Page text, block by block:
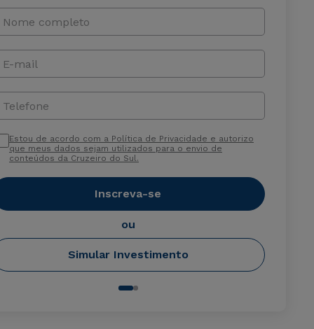
Nome completo
E-mail
Telefone
Estou de acordo com a Política de Privacidade e autorizo
que meus dados sejam utilizados para o envio de
conteúdos da Cruzeiro do Sul.
Inscreva-se
ou
Simular Investimento